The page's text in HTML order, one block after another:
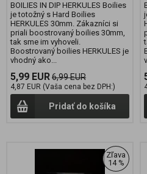
BOILIES IN DIP HERKULES Boilies
je totožný s Hard Boilies
HERKULES 30mm. Zákazníci si
priali boostrovaný boilies 30mm,
tak sme im vyhoveli.
Boostrovaný boilies HERKULES je
vhodný ako...
5,99 EUR6,99 EUR
4,87 EUR (Vaša cena bez DPH:)
Pridať do košíka
Zľava
14 %